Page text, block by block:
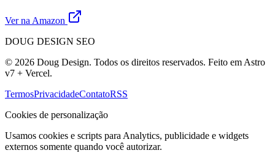
Ver na Amazon
DOUG DESIGN SEO
© 2026 Doug Design. Todos os direitos reservados. Feito em Astro
v7 + Vercel.
TermosPrivacidadeContatoRSS
Cookies de personalização
Usamos cookies e scripts para Analytics, publicidade e widgets
externos somente quando você autorizar.